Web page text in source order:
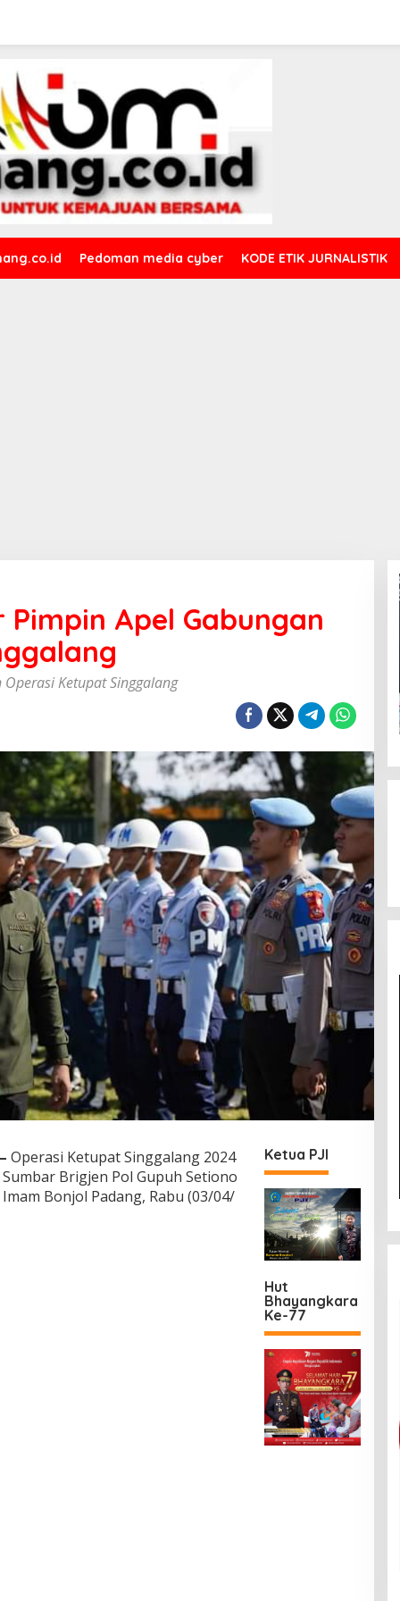
Pedoman media cyber KODE ETIK JURNALISTIK
Apel Gabungan
Ketupat Singgalang
Operasi Ketupat Singgalang 2024
Brigjen Pol Gupuh Setiono
Bonjol Padang, Rabu (03/04/
Ketua PJI
Hut
Bhayangkara
Ke-77